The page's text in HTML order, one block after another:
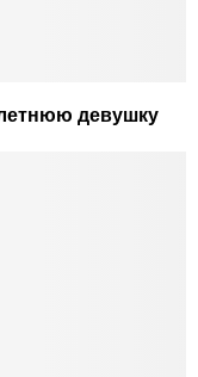
девушку